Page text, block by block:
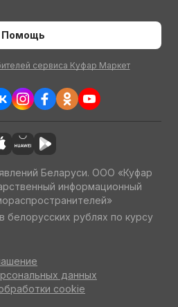
Помощь
сервиса Куфар Маркет
Беларуси. ООО «Куфар
информационный
белорусских рублях по курсу
данных
cookie